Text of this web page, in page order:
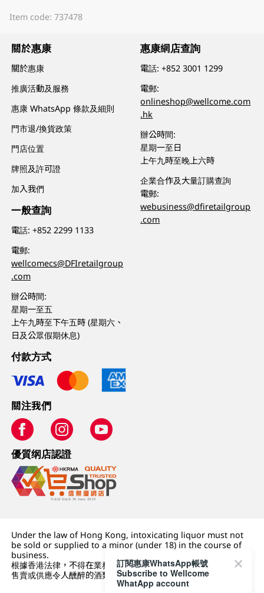
Item code: 737478
關於惠康
關於惠康
推廣活動及服務
惠康 WhatsApp 條款及細則
門市退/換貨政策
門店位置
牌照及許可證
加入我們
一般查詢
電話:+852 2299 1133
電郵:
wellcomecs@DFIretailgroup
.com
辦公時間:
星期一至五
上午九時至下午五時 (星期六、
日及公眾假期休息)
惠康網店查詢
電話:+852 3001 1299
電郵:
onlineshop@wellcome.com
.hk
辦公時間:
星期一至日
上午九時至晚上六時
企業合作及大量訂購查詢
電郵:
webusiness@dfiretailgroup
.com
付款方式
關注我們
優質纲店認證
Under the law of Hong Kong, intoxicating liquor must not
be sold or supplied to a minor (under 18) in the course of
business.
根據香港法律，不得在業務過程中，向未成年人 (18 歲以下人士)
售賣或供應令人醺醉的酒類。
訂閱惠康WhatsApp帳號
Subscribe to Wellcome
WhatApp account